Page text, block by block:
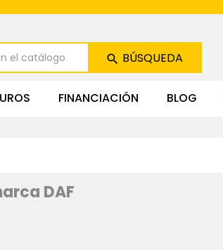
BÚSQUEDA
FINANCIACIÓN BLOG
DAF